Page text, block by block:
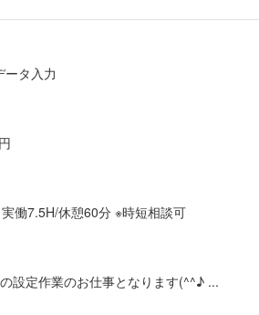
ータ入力
働7.5H/休憩60分 ※時短相談可
設定作業のお仕事となります(^^♪ ...